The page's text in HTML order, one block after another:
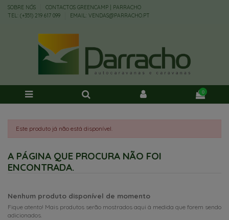
SOBRE NÓS
CONTACTOS GREENCAMP | PARRACHO
TEL: (+351) 219 617 099
EMAIL: VENDAS@PARRACHO.PT
0
Este produto já não está disponível.
A PÁGINA QUE PROCURA NÃO FOI
ENCONTRADA.
Nenhum produto disponível de momento
Fique atento! Mais produtos serão mostrados aqui à medida que forem sendo
adicionados.